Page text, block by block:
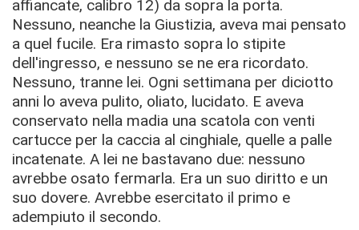
affiancate, calibro 12) da sopra la porta.
Nessuno, neanche la Giustizia, aveva mai pensato
a quel fucile. Era rimasto sopra lo stipite
dell'ingresso, e nessuno se ne era ricordato.
Nessuno, tranne lei. Ogni settimana per diciotto
anni lo aveva pulito, oliato, lucidato. E aveva
conservato nella madia una scatola con venti
cartucce per la caccia al cinghiale, quelle a palle
incatenate. A lei ne bastavano due: nessuno
avrebbe osato fermarla. Era un suo diritto e un
suo dovere. Avrebbe esercitato il primo e
adempiuto il secondo.